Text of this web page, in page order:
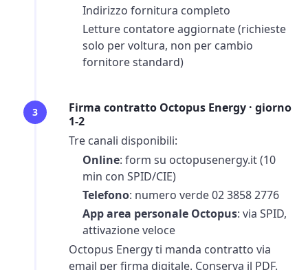
Indirizzo fornitura completo
Letture contatore aggiornate (richieste
solo pervoltura, non per cambio
fornitore standard)
3
Firma contratto Octopus Energy · giorno
1-2
Tre canali disponibili:
Online: form su octopusenergy.it (10
min con SPID/CIE)
Telefono: numero verde 02 3858 2776
App area personale Octopus: via SPID,
attivazione veloce
Octopus Energy ti manda contratto via
email per firma digitale. Conserva il PDF.